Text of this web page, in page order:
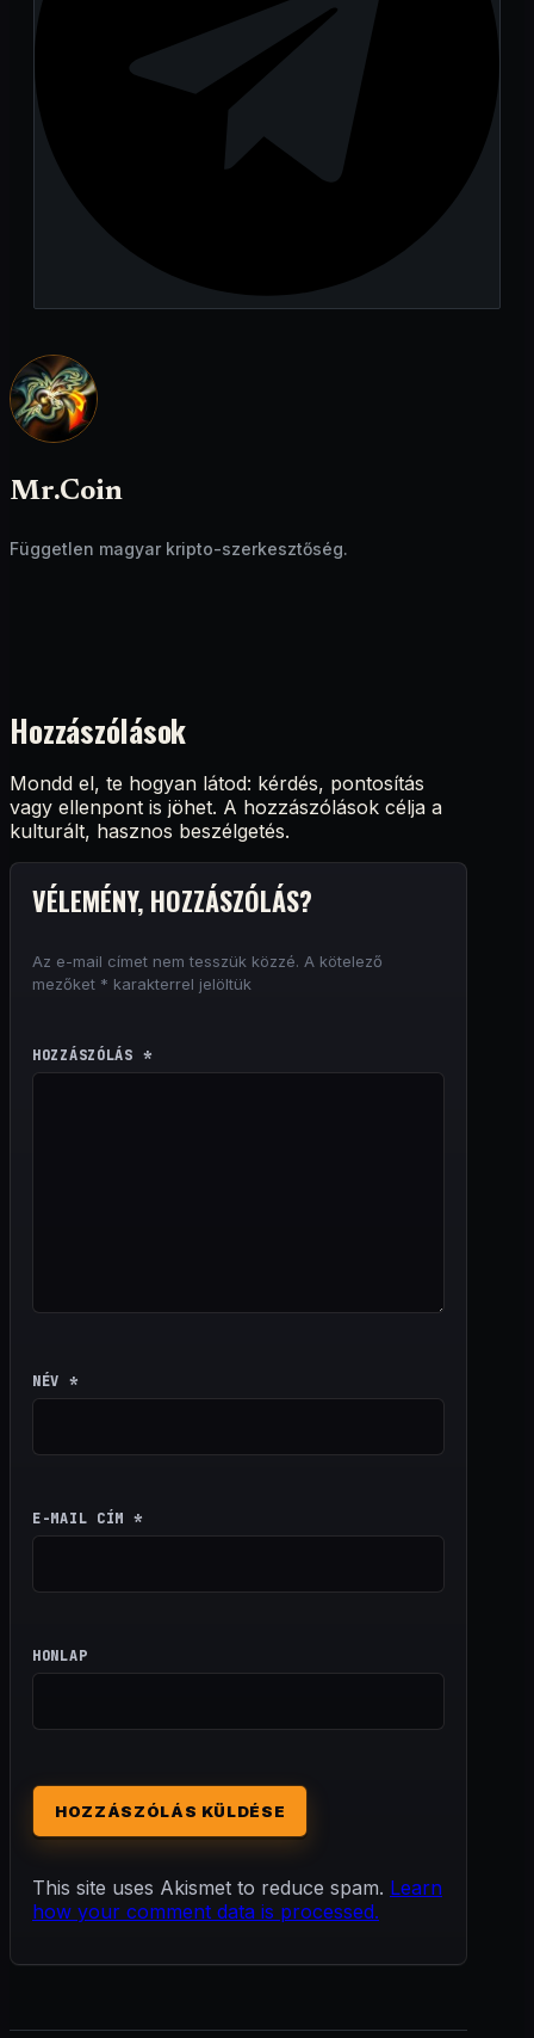
Mr.Coin
Független magyar kripto-szerkesztőség.
Hozzászólások
Mondd el, te hogyan látod: kérdés, pontosítás
vagy ellenpont is jöhet. A hozzászólások célja a
kulturált, hasznos beszélgetés.
VÉLEMÉNY, HOZZÁSZÓLÁS?
Az e-mail címet nem tesszük közzé. A kötelező
mezőket * karakterrel jelöltük
HOZZÁSZÓLÁS *
NÉV *
E-MAIL CÍM *
HONLAP
This site uses Akismet to reduce spam. Learn
how your comment data is processed.